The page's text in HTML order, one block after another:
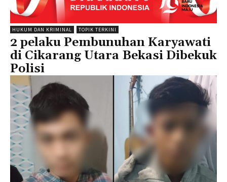
HUKUM DAN KRIMINAL TOPIK TERKINI
2 pelaku Pembunuhan Karyawati
di Cikarang Utara Bekasi Dibekuk
Polisi